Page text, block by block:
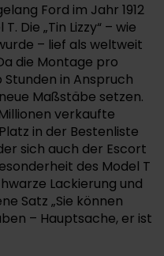
Ford im Jahr 1912
Die „Tin Lizzy“ – wie
– lief als weltweit
die Montage pro
in Anspruch
Maßstäbe setzen.
verkaufte
in der Bestenliste
sich auch der Escort
des Model T
Lackierung und
Satz „Sie können
– Hauptsache, er ist